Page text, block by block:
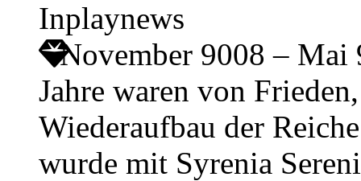
Inplaynews
November 9008 – Mai
Jahre waren von
Wiederaufbau der
wurde mit Syrenia